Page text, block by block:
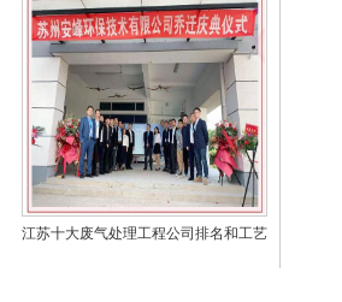
江苏十大废气处理工程公司排名和工艺